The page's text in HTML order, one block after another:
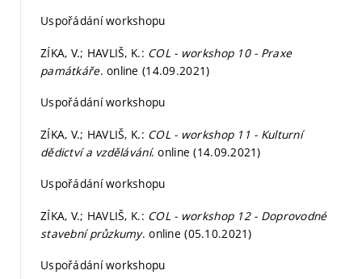
Uspořádání workshopu
ZÍKA, V.; HAVLIŠ, K.: COL - workshop 10 - Praxe
památkáře. online (14.09.2021)
Uspořádání workshopu
ZÍKA, V.; HAVLIŠ, K.: COL - workshop 11 - Kulturní
dědictví a vzdělávání. online (14.09.2021)
Uspořádání workshopu
ZÍKA, V.; HAVLIŠ, K.: COL - workshop 12 - Doprovodné
stavební průzkumy. online (05.10.2021)
Uspořádání workshopu